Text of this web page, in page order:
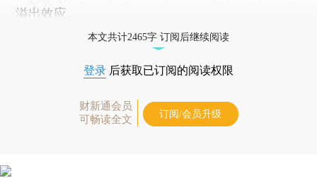
溢出效应。
本文共计2465字 订阅后继续阅读
登录 后获取已订阅的阅读权限
财新通会员
可畅读全文
订阅/会员升级